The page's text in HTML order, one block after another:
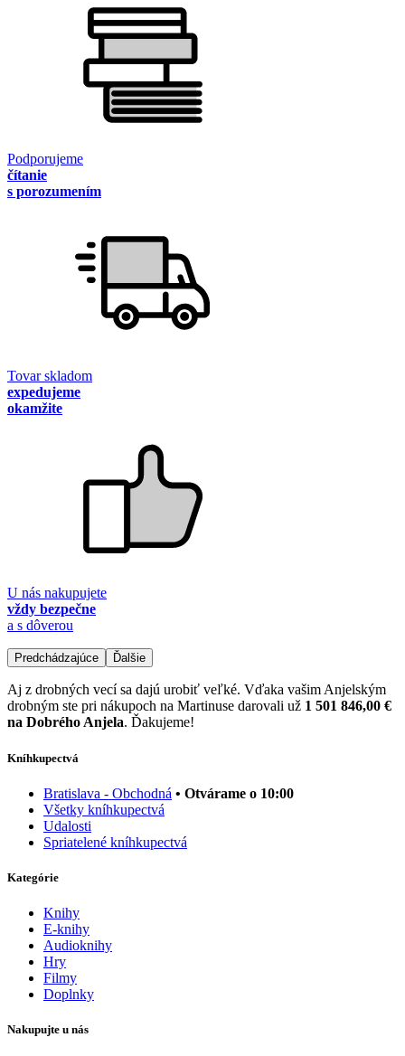
Podporujeme
čítanie
s porozumením
Tovar skladom
expedujeme
okamžite
U nás nakupujete
vždy bezpečne
a s dôverou
Predchádzajúce Ďalšie
Aj z drobných vecí sa dajú urobiť veľké. Vďaka vašim Anjelským
drobným ste pri nákupoch na Martinuse darovali už 1 501 846,00 €
na Dobrého Anjela. Ďakujeme!
Kníhkupectvá
Bratislava - Obchodná • Otvárame o 10:00
Všetky kníhkupectvá
Udalosti
Spriatelené kníhkupectvá
Kategórie
Knihy
E-knihy
Audioknihy
Hry
Filmy
Doplnky
Nakupujte u nás